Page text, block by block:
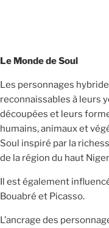
Le Monde de Soul
Les personnages
reconnaissables à leurs
découpées et leurs
humains, animaux et
Soul inspiré par la
de la région du haut
Il est également
Bouabré et Picasso.
L’ancrage des